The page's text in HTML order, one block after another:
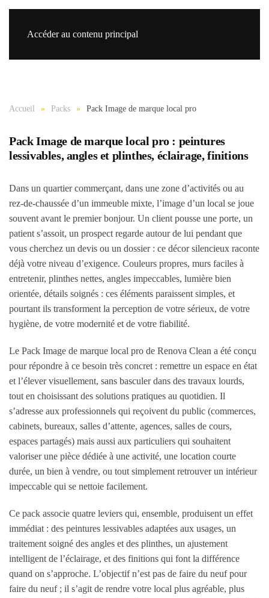
Accéder au contenu principal
Accueil Packs Pack Image de marque local pro
Pack Image de marque local pro : peintures
lessivables, angles et plinthes, éclairage, finitions
Dans un quartier commerçant, dans une zone d’activités ou au
rez-de-chaussée d’un immeuble mixte, l’image d’un local se joue
souvent avant le premier bonjour. Un client pousse une porte, un
patient s’assoit, un prospect regarde autour de lui pendant que
vous cherchez un devis ou un dossier : ce décor silencieux raconte
déjà votre niveau d’exigence. Couleurs propres, murs faciles à
entretenir, plinthes nettes, angles impeccables, lumière bien
orientée, détails soignés : ces éléments paraissent simples, et
pourtant ils transforment la perception de votre sérieux, de votre
hygiène, de votre modernité et de votre fiabilité.
Le Pack Image de marque local pro de Renova Clean a été conçu
pour répondre à ce besoin très concret : remettre un espace en état
et l’élever visuellement, sans basculer dans des travaux lourds,
tout en choisissant des solutions pratiques au quotidien. Il
s’adresse aux professionnels qui reçoivent du public (commerces,
cabinets, bureaux, salles d’attente, agences, salles de cours,
espaces partagés) mais aussi aux particuliers qui souhaitent
valoriser une pièce dédiée à une activité, une location courte
durée, un bien à vendre, ou tout simplement retrouver un intérieur
impeccable qui se nettoie facilement.
Ce pack associe quatre leviers qui, ensemble, produisent un effet
immédiat : des peintures lessivables adaptées aux usages, un
traitement soigné des angles et des plinthes, un ajustement
intelligent de l’éclairage, et des finitions qui font la différence
quand on s’approche. L’objectif n’est pas de faire du neuf pour
faire du neuf ; il s’agit de rendre votre local plus agréable, plus